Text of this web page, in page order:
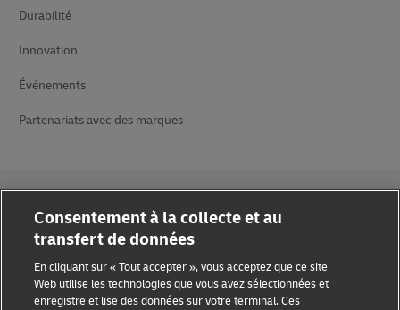
Durabilité
Innovation
Événements
Partenariats avec des marques
Sensibilisation à la fraude
Mention légale
Consentement à la collecte et au
transfert de données
En cliquant sur « Tout accepter », vous acceptez que ce site
Web utilise les technologies que vous avez sélectionnées et
enregistre et lise des données sur votre terminal. Ces